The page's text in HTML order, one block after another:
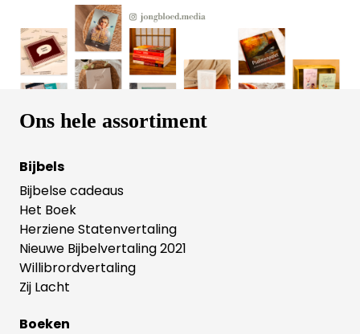
beurten of samen met hun ouder(s) hardop lezen.
Uit het hoofd leren mag, maar hoeft niet. De
catechismus voor kinderen is te gebruiken in het
gezin, maar ook op school, zondagsschool of tijdens
de kindercatechese.
Ons hele assortiment
Bijbels
Bijbelse cadeaus
Het Boek
Herziene Statenvertaling
Nieuwe Bijbelvertaling 2021
Willibrordvertaling
Zij Lacht
Boeken